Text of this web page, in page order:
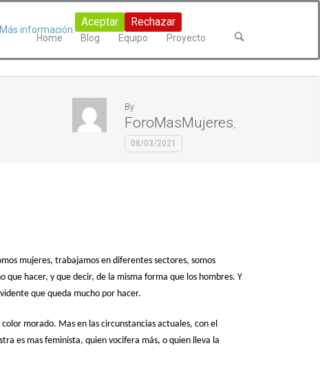
Home Blog Equipo Proyecto
By
ForoMasMujeres
08/03/2021
mujeres, trabajamos en diferentes sectores, somos
hacer, y que decir, de la misma forma que los hombres. Y
que queda mucho por hacer.
morado. Mas en las circunstancias actuales, con el
es mas feminista, quien vocifera más, o quien lleva la
Más información.
Aceptar Rechazar